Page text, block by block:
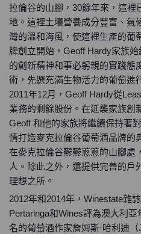
拉倫谷的山腳，30餘年來，這裡
地。這裡土壤營養成分豐富、氣
灣的溫和海風，使這裡生產的葡
牌創立開始，Geoff Hardy家族
的創新精神和事必躬親的實踐態
術，先選充滿生物活力的葡萄進
2011年12月，Geoff Hardy從
業務的剩餘股份。在延襲家族創
Geoff 和他的家族將繼續保持著
情打造麥克拉倫谷葡萄酒品牌的
在麥克拉倫谷鬱鬱蔥蔥的山腳處
人。除此之外，還提供完善的戶
理想之所。
2012年和2014年，Winestate雜
Pertaringa和Wines評為澳大利
名的葡萄酒作家詹姆斯·哈利迪